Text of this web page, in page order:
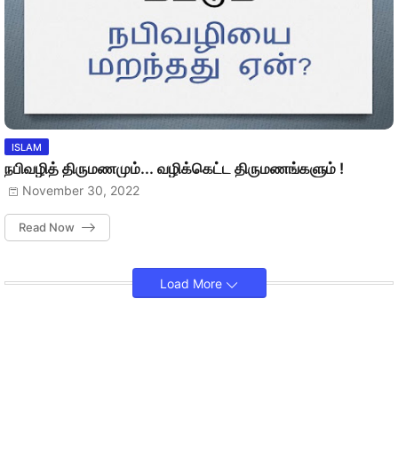
ISLAM
நபிவழித் திருமணமும்... வழிக்கெட்ட திருமணங்களும் !
November 30, 2022
Read Now
Load More